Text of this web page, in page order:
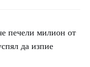
печели милион от
да изпие